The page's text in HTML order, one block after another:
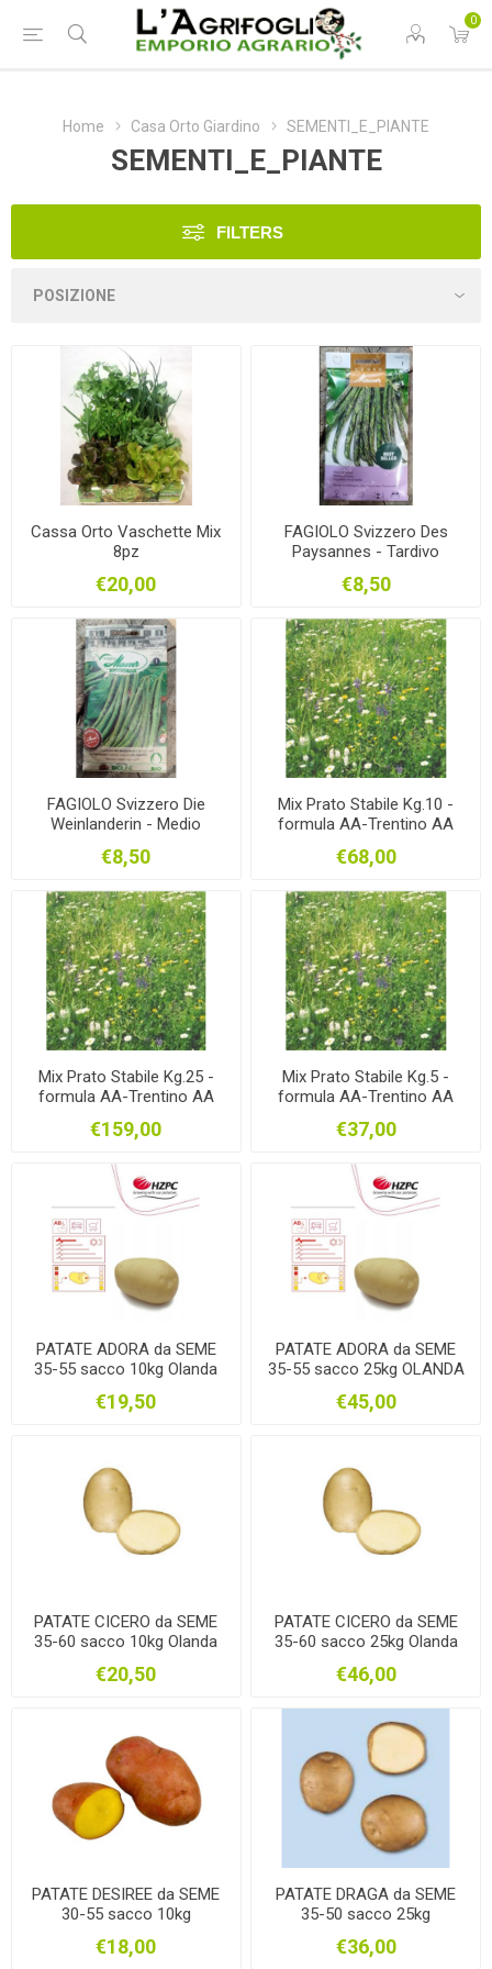
0
Home Casa Orto Giardino SEMENTI_E_PIANTE
SEMENTI_E_PIANTE
FILTERS
Cassa Orto Vaschette Mix
8pz
€20,00
FAGIOLO Svizzero Des
Paysannes - Tardivo
€8,50
FAGIOLO Svizzero Die
Weinlanderin - Medio
€8,50
Mix Prato Stabile Kg.10 -
formula AA-Trentino AA
€68,00
Mix Prato Stabile Kg.25 -
formula AA-Trentino AA
€159,00
Mix Prato Stabile Kg.5 -
formula AA-Trentino AA
€37,00
PATATE ADORA da SEME
35-55 sacco 10kg Olanda
€19,50
PATATE ADORA da SEME
35-55 sacco 25kg OLANDA
€45,00
PATATE CICERO da SEME
35-60 sacco 10kg Olanda
€20,50
PATATE CICERO da SEME
35-60 sacco 25kg Olanda
€46,00
PATATE DESIREE da SEME
30-55 sacco 10kg
€18,00
PATATE DRAGA da SEME
35-50 sacco 25kg
€36,00